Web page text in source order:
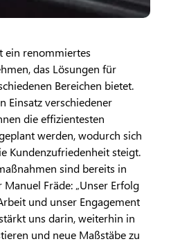
ein renommiertes
das Lösungen für
Bereichen bietet.
Einsatz verschiedener
die effizientesten
werden, wodurch sich
Kundenzufriedenheit steigt.
sind bereits in
Fräde: „Unser Erfolg
und unser Engagement
uns darin, weiterhin in
und neue Maßstäbe zu